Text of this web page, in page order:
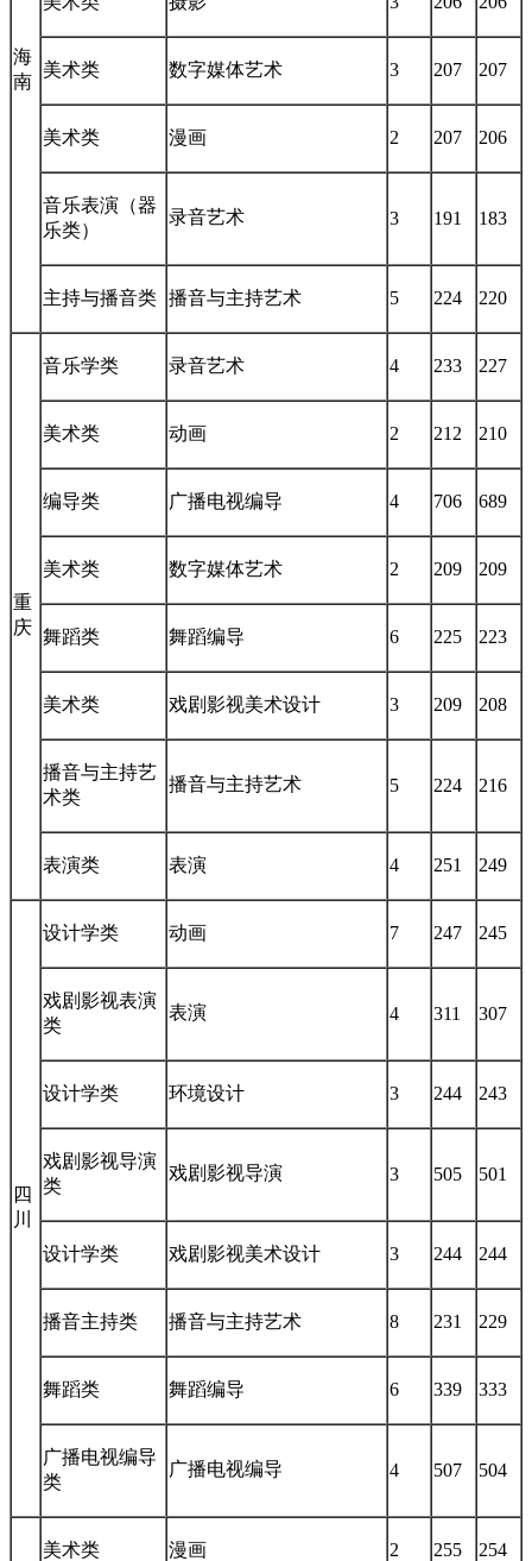
海
南
美术类 数字媒体艺术 3 207 207
美术类 漫画 2 207 206
音乐表演（器
乐类）
录音艺术 3 191 183
主持与播音类 播音与主持艺术 5 224 220
重
庆
音乐学类 录音艺术 4 233 227
美术类 动画 2 212 210
编导类 广播电视编导 4 706 689
美术类 数字媒体艺术 2 209 209
舞蹈类 舞蹈编导 6 225 223
美术类 戏剧影视美术设计 3 209 208
播音与主持艺
术类
播音与主持艺术 5 224 216
表演类 表演 4 251 249
四
川
设计学类 动画 7 247 245
戏剧影视表演
类
表演 4 311 307
设计学类 环境设计 3 244 243
戏剧影视导演
类
戏剧影视导演 3 505 501
设计学类 戏剧影视美术设计 3 244 244
播音主持类 播音与主持艺术 8 231 229
舞蹈类 舞蹈编导 6 339 333
广播电视编导
类
广播电视编导 4 507 504
美术类 漫画 2 255 254